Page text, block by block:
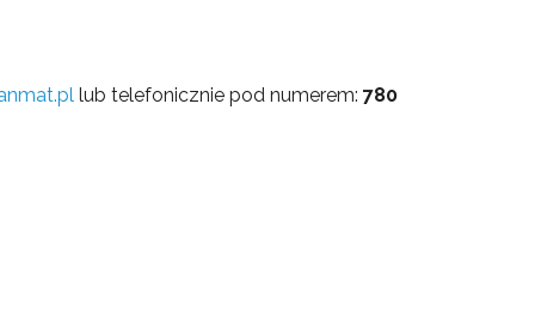
lub telefonicznie pod numerem: 780